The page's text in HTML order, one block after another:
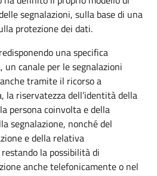
segnalazioni, sulla base di una
protezione dei dati.
una specifica
canale per le segnalazioni
tramite il ricorso a
riservatezza dell’identità della
persona coinvolta e della
segnalazione, nonché del
e della relativa
la possibilità di
anche telefonicamente o nel